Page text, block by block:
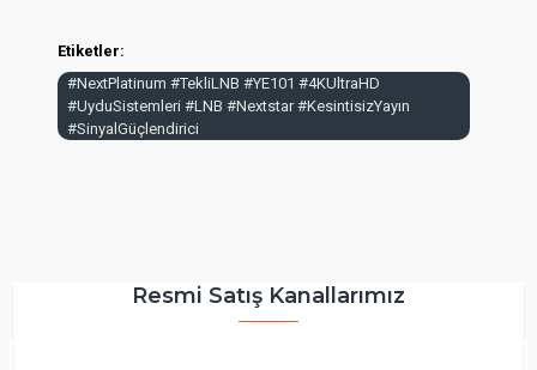
Etiketler:
#NextPlatinum #TekliLNB #YE101 #4KUltraHD
#UyduSistemleri #LNB #Nextstar #KesintisizYayın
#SinyalGüçlendirici
Resmi Satış Kanallarımız